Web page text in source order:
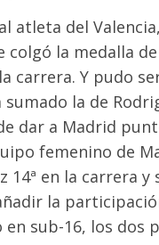
atleta del
la medalla
carrera. Y pudo
la de
dar a Madrid
femenino de
14ª en la carrera y
la
en sub-16, los